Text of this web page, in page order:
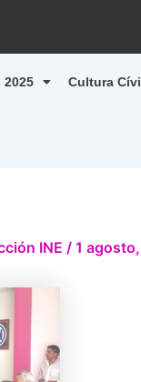
2025 Cultura
INE / 1